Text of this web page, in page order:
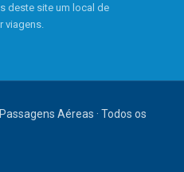
deste site um local de
viagens.
Aéreas · Todos os